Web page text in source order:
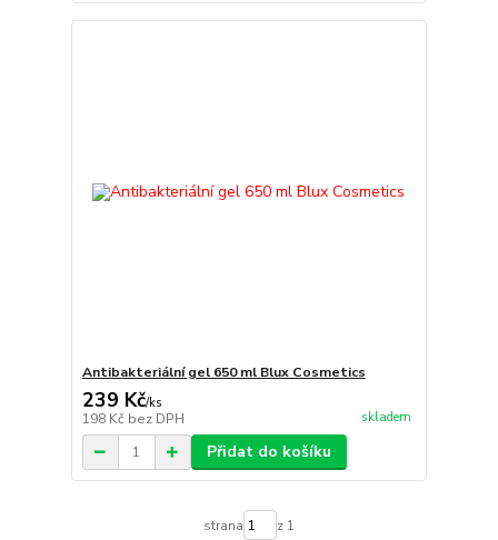
Antibakteriální gel 650 ml Blux Cosmetics
239 Kč/ks
198 Kč bez DPH skladem
Přidat do košíku
strana z 1